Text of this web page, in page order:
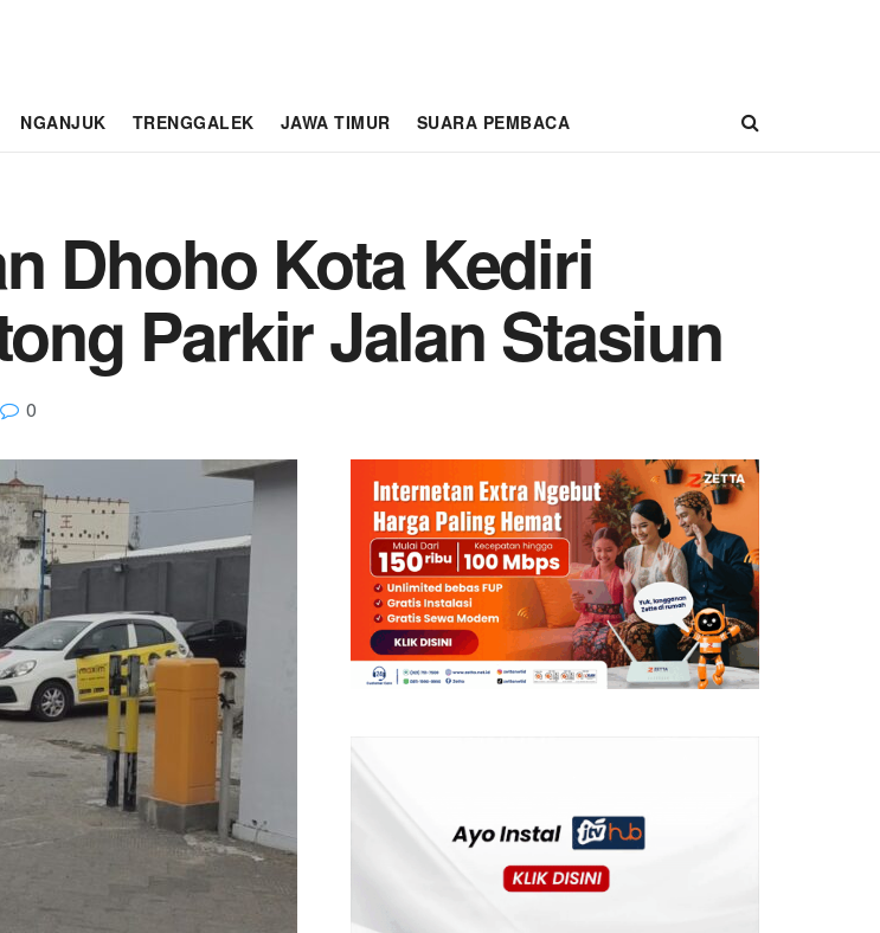
NGANJUK TRENGGALEK JAWA TIMUR SUARA PEMBACA
Dhoho Kota Kediri
Parkir Jalan Stasiun
0